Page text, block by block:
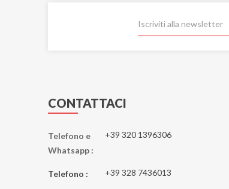
CONTATTACI
Telefono e
Whatsapp :
+39 320 1396306
Telefono : +39 328 7436013